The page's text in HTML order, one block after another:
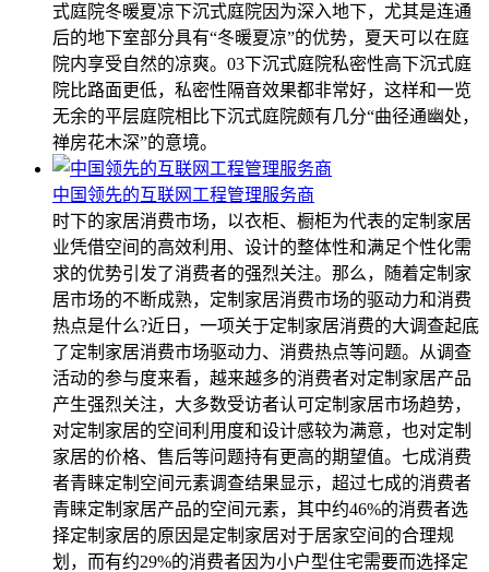
式庭院冬暖夏凉下沉式庭院因为深入地下，尤其是连通
后的地下室部分具有“冬暖夏凉”的优势，夏天可以在庭
院内享受自然的凉爽。03下沉式庭院私密性高下沉式庭
院比路面更低，私密性隔音效果都非常好，这样和一览
无余的平层庭院相比下沉式庭院颇有几分“曲径通幽处，
禅房花木深”的意境。
中国领先的互联网工程管理服务商
时下的家居消费市场，以衣柜、橱柜为代表的定制家居
业凭借空间的高效利用、设计的整体性和满足个性化需
求的优势引发了消费者的强烈关注。那么，随着定制家
居市场的不断成熟，定制家居消费市场的驱动力和消费
热点是什么?近日，一项关于定制家居消费的大调查起底
了定制家居消费市场驱动力、消费热点等问题。从调查
活动的参与度来看，越来越多的消费者对定制家居产品
产生强烈关注，大多数受访者认可定制家居市场趋势，
对定制家居的空间利用度和设计感较为满意，也对定制
家居的价格、售后等问题持有更高的期望值。七成消费
者青睐定制空间元素调查结果显示，超过七成的消费者
青睐定制家居产品的空间元素，其中约46%的消费者选
择定制家居的原因是定制家居对于居家空间的合理规
划，而有约29%的消费者因为小户型住宅需要而选择定